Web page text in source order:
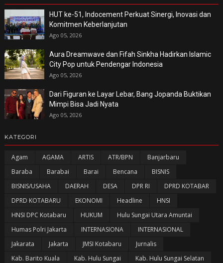
HUT ke-51, Indocement Perkuat Sinergi, Inovasi dan
Komitmen Keberlanjutan
Ago 05, 2026
Aura Dreamwave dan Fifah Sinkha Hadirkan Islamic
City Pop untuk Pendengar Indonesia
Ago 05, 2026
Dari Figuran ke Layar Lebar, Bang Jopanda Buktikan
Mimpi Bisa Jadi Nyata
Ago 05, 2026
KATEGORI
Agam AGAMA ARTIS ATR/BPN
Banjarbaru
Baraba
Barabai Barai Bencana
BISNIS
BISNIS/USAHA
DAERAH DESA DPR RI
DPRD KOTABAR
DPRD KOTABARU
EKONOMI Headline
HNSI
HNSI DPC Kotabaru
HUKUM
Hulu Sungai Utara Amuntai
Humas Polri Jakarta
INTERNASIONA
INTERNASIONAL
Jakarata
Jakarta JMSI Kotabaru
Jurnalis
Kab. Barito Kuala
Kab. Hulu Sungai
Kab. Hulu Sungai Selatan